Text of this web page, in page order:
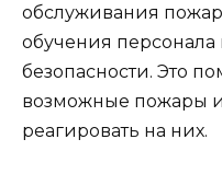
обслуживания
обучения
безопасности. Это
возможные пожары
реагировать на них.